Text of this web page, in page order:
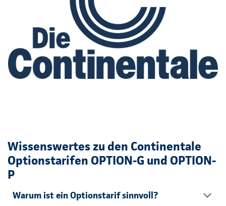
Wissenswertes zu den Continentale
Optionstarifen OPTION-G und OPTION-
P
Warum ist ein Optionstarif sinnvoll?